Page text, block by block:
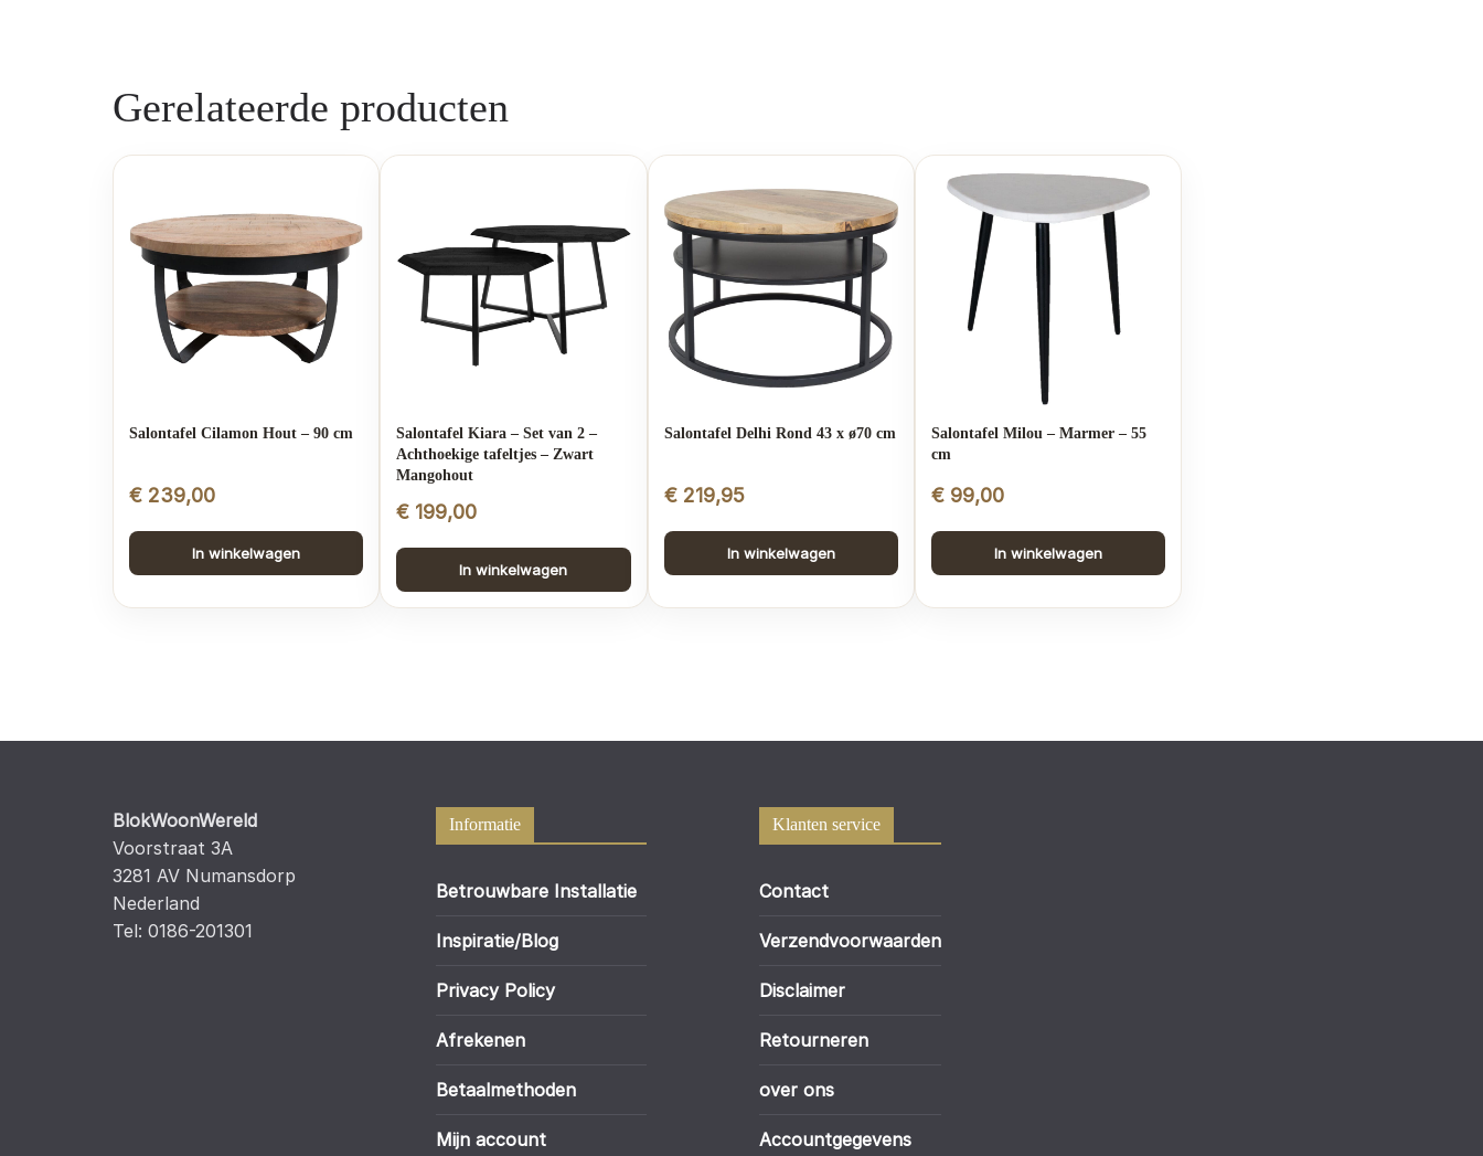
Gerelateerde producten
Salontafel Cilamon Hout – 90 cm
€ 239,00
In winkelwagen
Salontafel Kiara – Set van 2 –
Achthoekige tafeltjes – Zwart
Mangohout
€ 199,00
In winkelwagen
Salontafel Delhi Rond 43 x ø70 cm
€219,95
In winkelwagen
Salontafel Milou – Marmer – 55
cm
€99,00
In winkelwagen
BlokWoonWereld
Voorstraat 3A
3281 AV Numansdorp
Nederland
Tel: 0186-201301
Informatie
Betrouwbare Installatie
Inspiratie/Blog
Privacy Policy
Afrekenen
Betaalmethoden
Mijn account
Klanten service
Contact
Verzendvoorwaarden
Disclaimer
Retourneren
over ons
Accountgegevens